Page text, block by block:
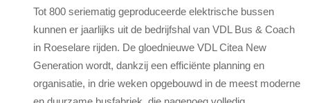
Tot 800 seriematig geproduceerde elektrische bussen
kunnen er jaarlijks uit de bedrijfshal van VDL Bus & Coach
in Roeselare rijden. De gloednieuwe VDL Citea New
Generation wordt, dankzij een efficiënte planning en
organisatie, in drie weken opgebouwd in de meest moderne